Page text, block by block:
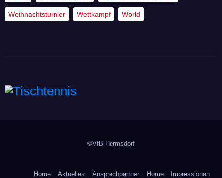
Weihnachtsturnier Wettkampf World
©VfB Hermsdorf
Home Aktuelles Ansprechpartner Home Impressionen